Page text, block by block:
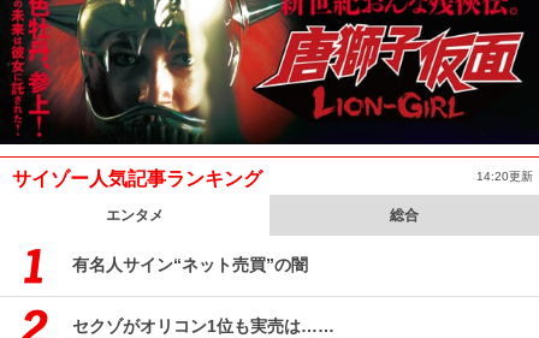
サイゾー人気記事ランキング 14:20更新
エンタメ 総合
有名人サイン“ネット売買”の闇
セクゾがオリコン1位も実売は……